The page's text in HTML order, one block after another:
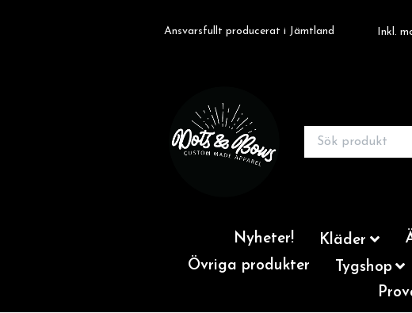
Ansvarsfullt producerat i Jämtland Inkl.
Nyheter! Kläder
Övriga produkter
Tygshop